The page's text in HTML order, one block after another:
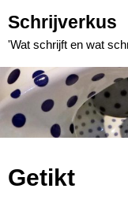
to
content
Schrijverkus
'Wat schrijft en wat
Getikt